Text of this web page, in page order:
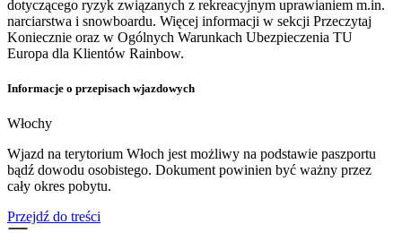
dotyczącego ryzyk związanych z rekreacyjnym uprawianiem m.in.
narciarstwa i snowboardu. Więcej informacji w sekcji Przeczytaj
Koniecznie oraz w Ogólnych Warunkach Ubezpieczenia TU
Europa dla Klientów Rainbow.
Informacje o przepisach wjazdowych
Włochy
Wjazd na terytorium Włoch jest możliwy na podstawie paszportu
bądź dowodu osobistego. Dokument powinien być ważny przez
cały okres pobytu.
Przejdź do treści